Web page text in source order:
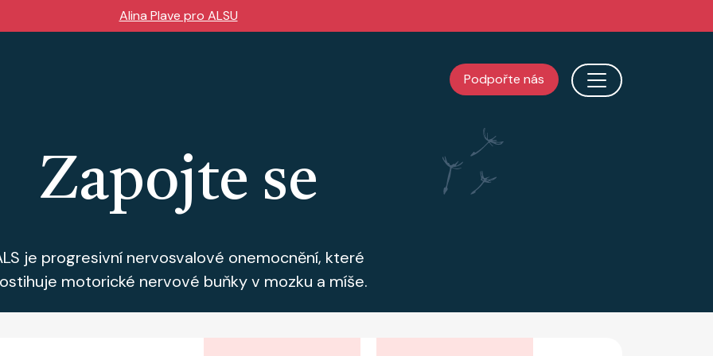
Alina Plave pro ALSU
Podpořte nás
Zapojte se
je progresivní nervosvalové onemocnění, které
motorické nervové buňky v mozku a míše.